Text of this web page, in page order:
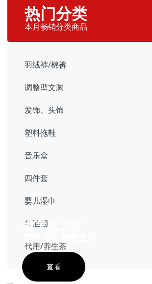
热门分类
本月畅销分类商品
羽绒裤/棉裤
调整型文胸
发饰、头饰
塑料拖鞋
音乐盒
四件套
婴儿湿巾
抽油烟
代用/养生茶
鑫美凯卫浴
查看